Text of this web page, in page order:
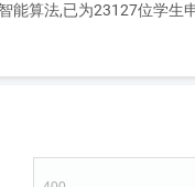
能算法,已为23127位学生